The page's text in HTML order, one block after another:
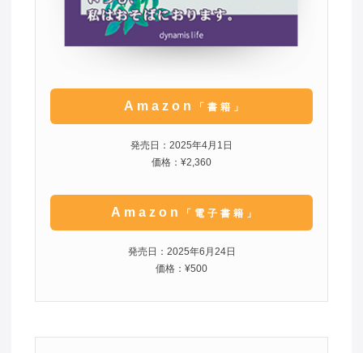
Amazon 「書籍」
発売日：2025年4月1日
価格：¥2,360
Amazon 「電子書籍」
発売日：2025年6月24日
価格：¥500